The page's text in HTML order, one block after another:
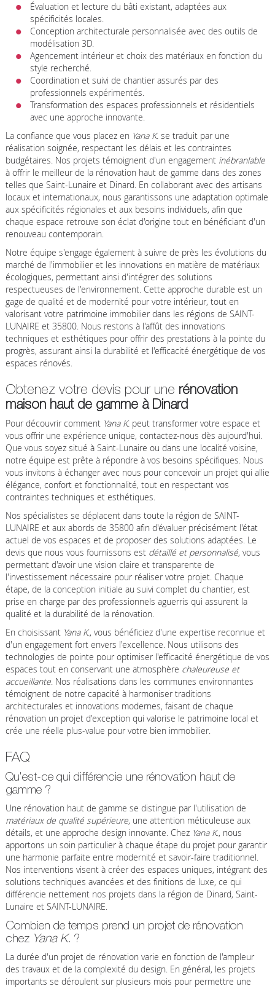
Évaluation et lecture du bâti existant, adaptées aux
spécificités locales.
Conception architecturale personnalisée avec des outils de
modélisation 3D.
Agencement intérieur et choix des matériaux en fonction du
style recherché.
Coordination et suivi de chantier assurés par des
professionnels expérimentés.
Transformation des espaces professionnels et résidentiels
avec une approche innovante.
La confiance que vous placez en Yana K.se traduit par une
réalisation soignée, respectant les délais et les contraintes
budgétaires. Nos projets témoignent d'un engagement inébranlable
à offrir le meilleur de la rénovation haut de gamme dans des zones
telles que Saint-Lunaire et Dinard. En collaborant avec des artisans
locaux et internationaux, nous garantissons une adaptation optimale
aux spécificités régionales et aux besoins individuels, afin que
chaque espace retrouve son éclat d'origine tout en bénéficiant d'un
renouveau contemporain.
Notre équipe s'engage également à suivre de près les évolutions du
marché de l'immobilier et les innovations en matière de matériaux
écologiques, permettant ainsi d'intégrer des solutions
respectueuses de l'environnement. Cette approche durable est un
gage de qualité et de modernité pour votre intérieur, tout en
valorisant votre patrimoine immobilier dans les régions de SAINT-
LUNAIRE et 35800. Nous restons à l'affût des innovations
techniques et esthétiques pour offrir des prestations à la pointe du
progrès, assurant ainsi la durabilité et l'efficacité énergétique de vos
espaces rénovés.
Obtenez votre devis pour une rénovation
maison haut de gamme à Dinard
Pour découvrir comment Yana K.peut transformer votre espace et
vous offrir une expérience unique, contactez-nous dès aujourd'hui.
Que vous soyez situé à Saint-Lunaire ou dans une localité voisine,
notre équipe est prête à répondre à vos besoins spécifiques. Nous
vous invitons à échanger avec nous pour concevoir un projet qui allie
élégance, confort et fonctionnalité, tout en respectant vos
contraintes techniques et esthétiques.
Nos spécialistes se déplacent dans toute la région de SAINT-
LUNAIRE et aux abords de 35800 afin d'évaluer précisément l'état
actuel de vos espaces et de proposer des solutions adaptées. Le
devis que nous vous fournissons est détaillé et personnalisé, vous
permettant d'avoir une vision claire et transparente de
l'investissement nécessaire pour réaliser votre projet. Chaque
étape, de la conception initiale au suivi complet du chantier, est
prise en charge par des professionnels aguerris qui assurent la
qualité et la durabilité de la rénovation.
En choisissant Yana K., vous bénéficiez d'une expertise reconnue et
d'un engagement fort envers l'excellence. Nous utilisons des
technologies de pointe pour optimiser l'efficacité énergétique de vos
espaces tout en conservant une atmosphère chaleureuse et
accueillante. Nos réalisations dans les communes environnantes
témoignent de notre capacité à harmoniser traditions
architecturales et innovations modernes, faisant de chaque
rénovation un projet d'exception qui valorise le patrimoine local et
crée une réelle plus-value pour votre bien immobilier.
FAQ
Qu'est-ce qui différencie une rénovation haut de
gamme ?
Une rénovation haut de gamme se distingue par l'utilisation de
matériaux de qualité supérieure, une attention méticuleuse aux
détails, et une approche design innovante. Chez Yana K., nous
apportons un soin particulier à chaque étape du projet pour garantir
une harmonie parfaite entre modernité et savoir-faire traditionnel.
Nos interventions visent à créer des espaces uniques, intégrant des
solutions techniques avancées et des finitions de luxe, ce qui
différencie nettement nos projets dans la région de Dinard, Saint-
Lunaire et SAINT-LUNAIRE.
Combien de temps prend un projet de rénovation
chez Yana K. ?
La durée d'un projet de rénovation varie en fonction de l'ampleur
des travaux et de la complexité du design. En général, les projets
importants se déroulent sur plusieurs mois pour permettre une